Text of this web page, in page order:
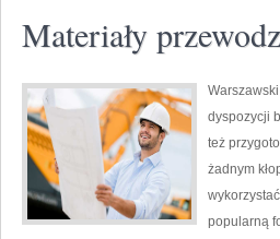
Materiały
dyspozycji
też
żadnym
popularną